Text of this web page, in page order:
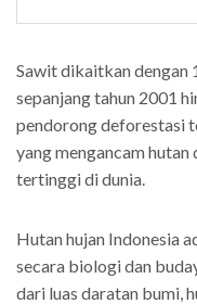
Sawit dikaitkan dengan
sepanjang tahun 2001
pendorong deforestasi
yang mengancam
tertinggi di dunia.
Hutan hujan Indonesia
secara biologi dan
dari luas daratan bumi,